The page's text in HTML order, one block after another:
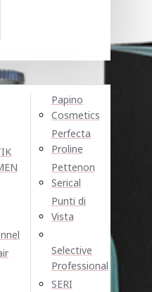
Papino
Cosmetics
Perfecta
Proline
Pettenon
Serical
Punti di
Vista
Selective
Professional
SERI